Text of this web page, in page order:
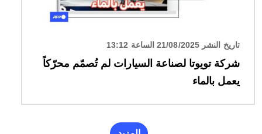
تاريخ النشر 21/08/2025 الساعة 13:12
شركة تويوتا لصناعة السيارات لم تُصمّم محرّكاً
يعمل بالماء